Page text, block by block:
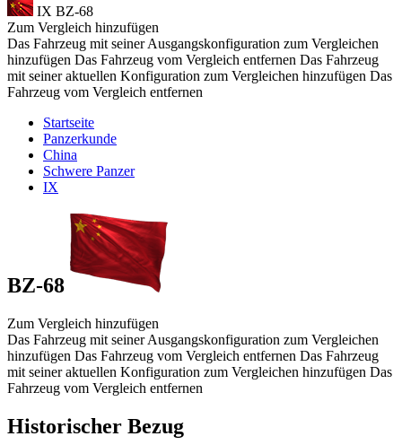
IX BZ-68
Zum Vergleich hinzufügen
Das Fahrzeug mit seiner Ausgangskonfiguration zum Vergleichen
hinzufügen Das Fahrzeug vom Vergleich entfernen Das Fahrzeug
mit seiner aktuellen Konfiguration zum Vergleichen hinzufügen Das
Fahrzeug vom Vergleich entfernen
Startseite
Panzerkunde
China
Schwere Panzer
IX
BZ-68
Zum Vergleich hinzufügen
Das Fahrzeug mit seiner Ausgangskonfiguration zum Vergleichen
hinzufügen Das Fahrzeug vom Vergleich entfernen Das Fahrzeug
mit seiner aktuellen Konfiguration zum Vergleichen hinzufügen Das
Fahrzeug vom Vergleich entfernen
Historischer Bezug